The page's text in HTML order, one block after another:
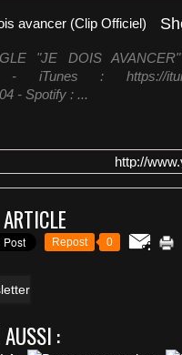
"JE DOIS
: https://
- Spotify : ...
http://
Repost 0
: